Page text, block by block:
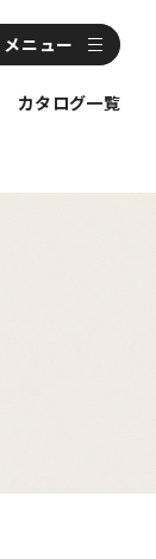
メニュー
カタログ一覧